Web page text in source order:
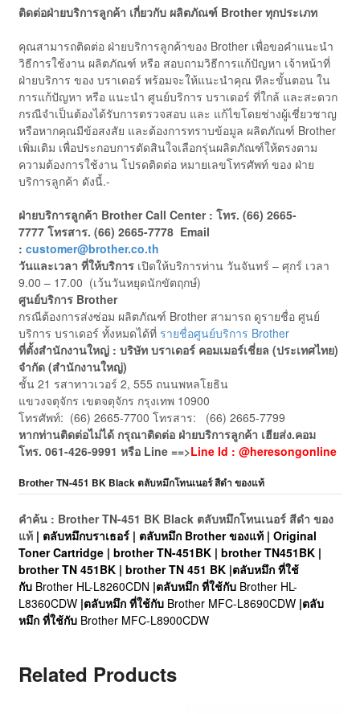
ติดต่อฝ่ายบริการลูกค้า เกี่ยวกับ ผลิตภัณฑ์ Brother ทุกประเภท
คุณสามารถติดต่อ ฝ่ายบริการลูกค้าของ Brother เพื่อขอคำแนะนำ
วิธีการใช้งาน ผลิตภัณฑ์ หรือ สอบถามวิธีการแก้ปัญหา เจ้าหน้าที่
ฝ่ายบริการ ของ บราเดอร์ พร้อมจะให้แนะนำคุณ ทีละขั้นตอน ใน
การแก้ปัญหา หรือ แนะนำ ศูนย์บริการ บราเดอร์ ที่ใกล้ และสะดวก
กรณีจำเป็นต้องได้รับการตรวจสอบ และ แก้ไขโดยช่างผู้เชี่ยวชาญ
หรือหากคุณมีข้อสงสัย และต้องการทราบข้อมูล ผลิตภัณฑ์ Brother
เพิ่มเติม เพื่อประกอบการตัดสินใจเลือกรุ่นผลิตภัณฑ์ให้ตรงตาม
ความต้องการใช้งาน โปรดติดต่อ หมายเลขโทรศัพท์ ของ ฝ่าย
บริการลูกค้า ดังนี้.-
ฝ่ายบริการลูกค้า BrotherCall Center : โทร. (66) 2665-
7777 โทรสาร. (66) 2665-7778 Email
: customer@brother.co.th
วันและเวลา ที่ให้บริการเปิดให้บริการท่าน วันจันทร์ – ศุกร์ เวลา
9.00 – 17.00 (เว้นวันหยุดนักขัตฤกษ์)
ศูนย์บริการ Brother
กรณีต้องการส่งซ่อม ผลิตภัณฑ์ Brother สามารถ ดูรายชื่อ ศูนย์
บริการ บราเดอร์ ทั้งหมดได้ที่ รายชื่อศูนย์บริการ Brother
ที่ตั้งสำนักงานใหญ่ : บริษัท บราเดอร์ คอมเมอร์เชี่ยล (ประเทศไทย)
จำกัด (สำนักงานใหญ่)
ชั้น 21 รสาทาวเวอร์ 2, 555 ถนนพหลโยธิน
แขวงจตุจักร เขตจตุจักร กรุงเทพ 10900
โทรศัพท์: (66) 2665-7700 โทรสาร: (66) 2665-7799
หากท่านติดต่อไม่ได้ กรุณาติดต่อ ฝ่ายบริการลูกค้า เฮียส่ง.คอม
โทร. 061-426-9991 หรือ Line ==>Line Id : @heresongonline
Brother TN-451 BK Black ตลับหมึกโทนเนอร์ สีดำ ของแท้
คำค้น : Brother TN-451 BK Black ตลับหมึกโทนเนอร์ สีดำ ของ
แท้ | ตลับหมึกบราเธอร์ | ตลับหมึก Brother ของแท้ | Original
Toner Cartridge | brother TN-451BK | brother TN451BK |
brother TN 451BK | brother TN 451 BK |ตลับหมึก ที่ใช้
กับ Brother HL-L8260CDN |ตลับหมึก ที่ใช้กับ Brother HL-
L8360CDW |ตลับหมึก ที่ใช้กับ Brother MFC-L8690CDW |ตลับ
หมึก ที่ใช้กับ Brother MFC-L8900CDW
Related Products